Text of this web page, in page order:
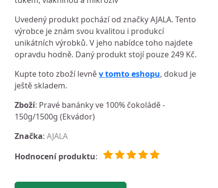
Uvedený produkt pochází od značky AJALA. Tento
výrobce je znám svou kvalitou i produkcí
unikátních výrobků. V jeho nabídce toho najdete
opravdu hodně. Daný produkt stojí pouze 249 Kč.
Kupte toto zboží levněv tomto eshopu, dokud je
ještě skladem.
Zboží: Pravé banánky ve 100% čokoládě -
150g/1500g (Ekvádor)
Značka: AJALA
Hodnocení produktu: